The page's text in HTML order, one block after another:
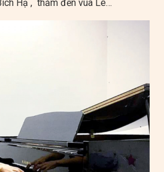
Hạ , thăm đền vua Lê…